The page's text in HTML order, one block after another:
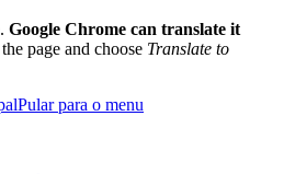
Google Chrome can translate it
page and choose Translate to
Pular para o menu